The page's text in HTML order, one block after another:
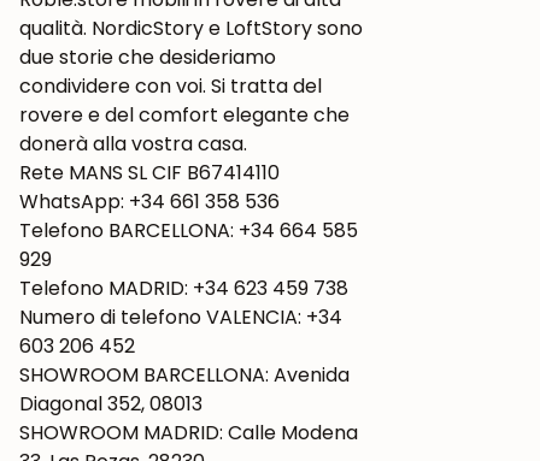
qualità. NordicStory e LoftStory sono
due storie che desideriamo
condividere con voi. Si tratta del
rovere e del comfort elegante che
donerà alla vostra casa.
Rete MANS SL CIF B67414110
WhatsApp: +34 661 358 536
Telefono BARCELLONA: +34 664 585
929
Telefono MADRID: +34 623 459 738
Numero di telefono VALENCIA: +34
603 206 452
SHOWROOM BARCELLONA: Avenida
Diagonal 352, 08013
SHOWROOM MADRID: Calle Modena